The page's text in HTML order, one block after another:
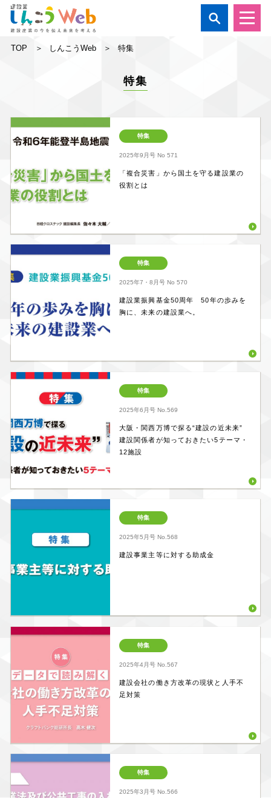

TOP しんこうWeb 特集
特集
特集
2025年9月号No 571
「複合災害」から国土を守る建設業の
役割とは
特集
2025年7・8月号No 570
建設業振興基金50周年 50年の歩みを
胸に、未来の建設業へ。
特集
2025年6月号No.569
大阪・関西万博で探る“建設の近未来”
建設関係者が知っておきたい5テーマ・
12施設
特集
2025年5月号No.568
建設事業主等に対する助成金
特集
2025年4月号No.567
建設会社の働き方改革の現状と人手不
足対策
特集
2025年3月号No.566